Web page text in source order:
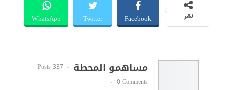
نشر Facebook
Twitter
WhatsApp
مساهمو المحطة
337 Posts
0 Comments